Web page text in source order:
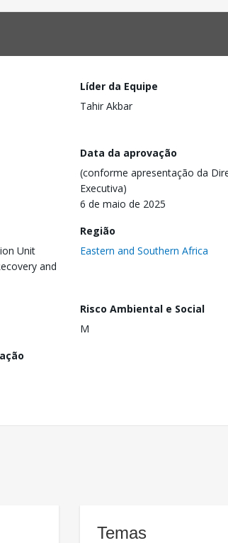
Líder da Equipe
Tahir Akbar
Data da aprovação
(conforme apresentação da
Executiva)
6 de maio de 2025
Unit
and
Região
Eastern and Southern Africa
Risco Ambiental e Social
M
Temas